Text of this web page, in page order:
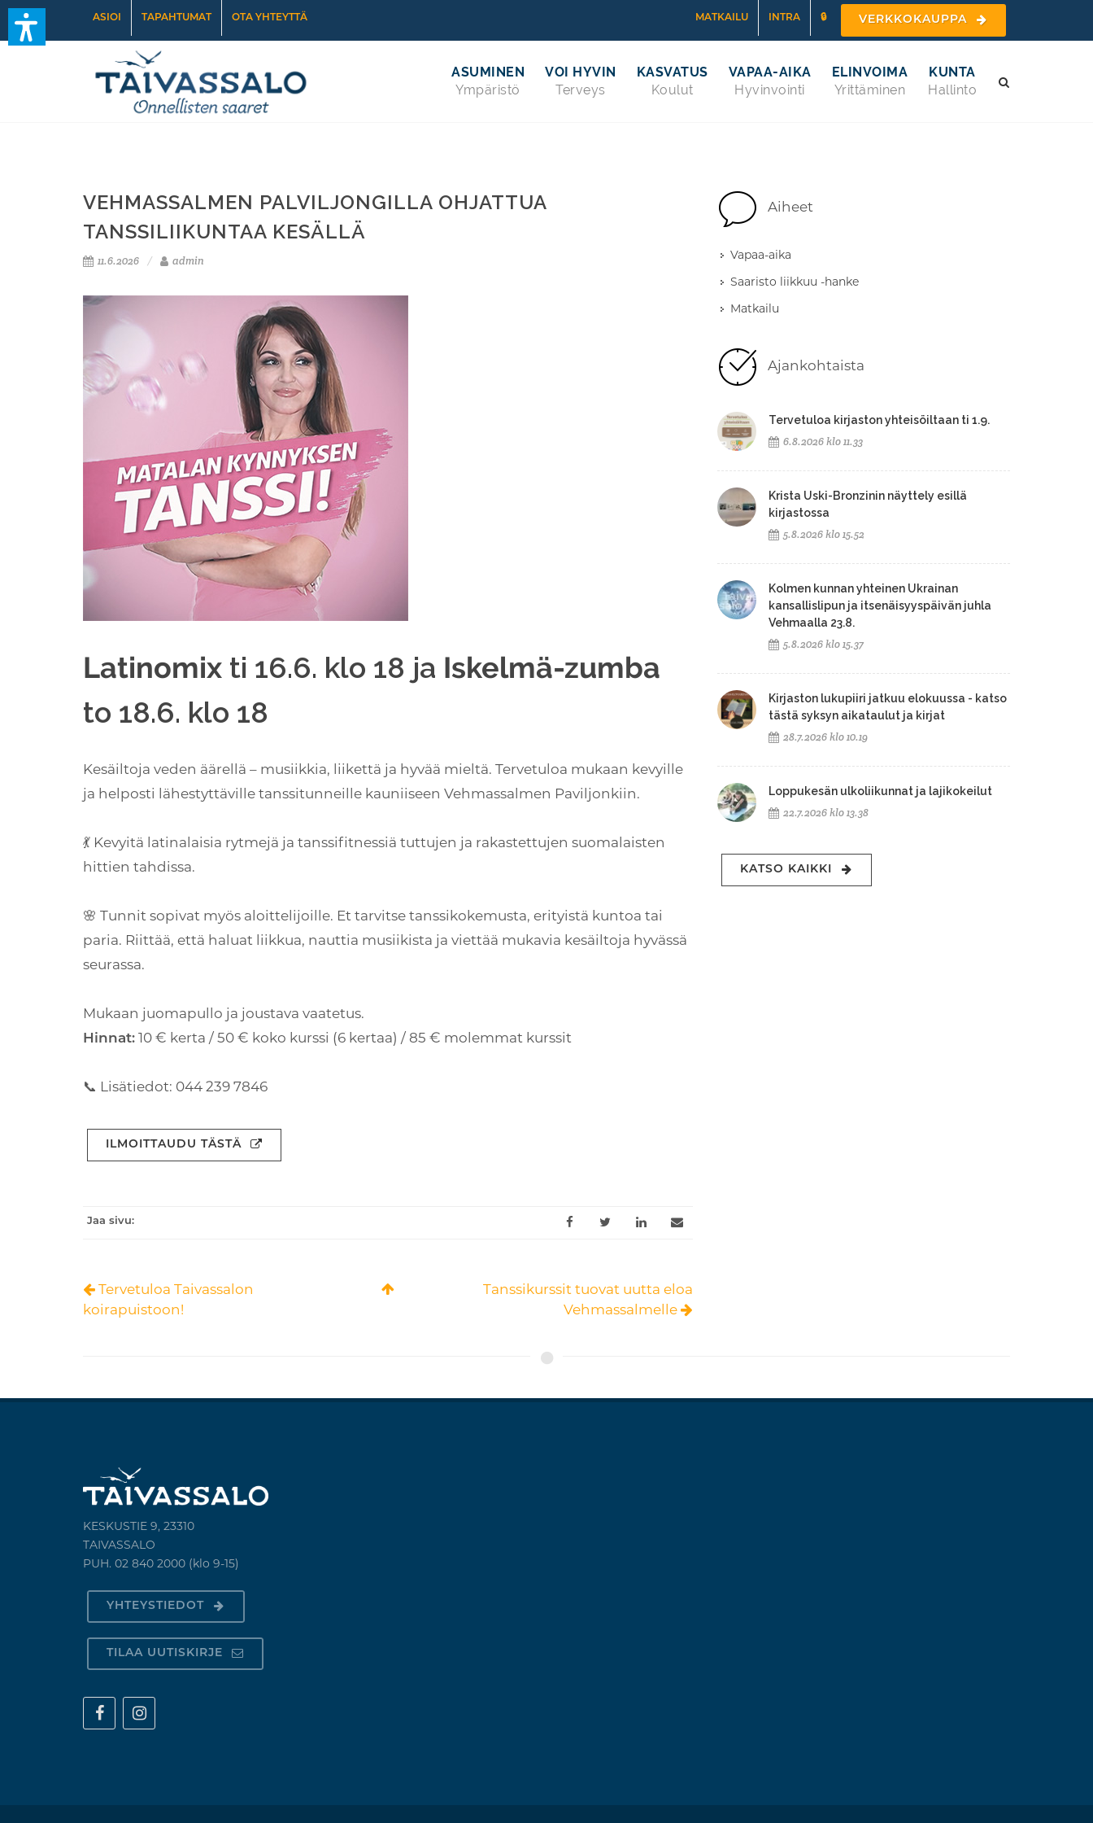
ASIOI TAPAHTUMAT OTA YHTEYTTÄ MATKAILU INTRA 🔒 VERKKOKAUPPA
ASUMINEN
Ympäristö
VOI HYVIN
Terveys
KASVATUS
Koulut
VAPAA-AIKA
Hyvinvointi
ELINVOIMA
Yrittäminen
KUNTA
Hallinto
VEHMASSALMEN PALVILJONGILLA OHJATTUA
TANSSILIIKUNTAA KESÄLLÄ
11.6.2026 admin
Latinomix ti 16.6. klo 18 ja Iskelmä-zumba
to 18.6. klo 18
Kesäiltoja veden äärellä – musiikkia, liikettä ja hyvää mieltä. Tervetuloa mukaan kevyille
ja helposti lähestyttäville tanssitunneille kauniiseen Vehmassalmen Paviljonkiin.
💃 Kevyitä latinalaisia rytmejä ja tanssifitnessiä tuttujen ja rakastettujen suomalaisten
hittien tahdissa.
🌸 Tunnit sopivat myös aloittelijoille. Et tarvitse tanssikokemusta, erityistä kuntoa tai
paria. Riittää, että haluat liikkua, nauttia musiikista ja viettää mukavia kesäiltoja hyvässä
seurassa.
Mukaan juomapullo ja joustava vaatetus.
Hinnat: 10 € kerta / 50 € koko kurssi (6 kertaa) / 85 € molemmat kurssit
📞 Lisätiedot: 044 239 7846
ILMOITTAUDU TÄSTÄ
Jaa sivu:
Tervetuloa Taivassalon
koirapuistoon!
Tanssikurssit tuovat uutta eloa
Vehmassalmelle
Aiheet
Vapaa-aika
Saaristo liikkuu -hanke
Matkailu
Ajankohtaista
Tervetuloa kirjaston yhteisöiltaan ti 1.9.
6.8.2026 klo 11.33
Krista Uski-Bronzinin näyttely esillä
kirjastossa
5.8.2026 klo 15.52
Kolmen kunnan yhteinen Ukrainan
kansallislipun ja itsenäisyyspäivän juhla
Vehmaalla 23.8.
5.8.2026 klo 15.37
Kirjaston lukupiiri jatkuu elokuussa - katso
tästä syksyn aikataulut ja kirjat
28.7.2026 klo 10.19
Loppukesän ulkoliikunnat ja lajikokeilut
22.7.2026 klo 13.38
KATSO KAIKKI
KESKUSTIE 9, 23310
TAIVASSALO
PUH. 02 840 2000 (klo 9-15)
YHTEYSTIEDOT
TILAA UUTISKIRJE